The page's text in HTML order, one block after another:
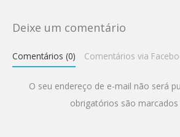
Deixe um comentário
Comentários (0) Comentários via
O seu endereço de e-mail não será
obrigatórios são